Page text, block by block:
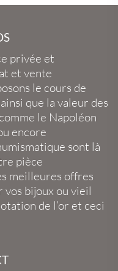
privée et
et vente
le cours de
que la valeur des
comme le Napoléon
encore
sont là
pièce
meilleures offres
vos bijoux ou vieil
de l’or et ceci